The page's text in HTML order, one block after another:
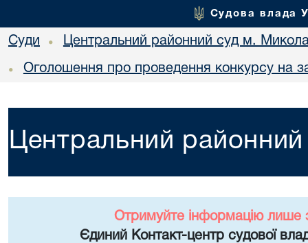
Судова влада
Суди • Центральний районний суд м.
• Оголошення про проведення конкурсу на
Центральний
Отримуйте інформацію лише
Єдиний Контакт-центр судової